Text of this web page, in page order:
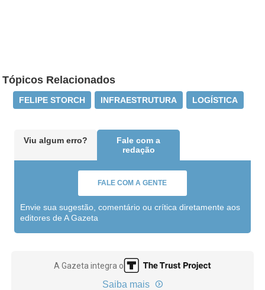
Tópicos Relacionados
FELIPE STORCH INFRAESTRUTURA LOGÍSTICA
Viu algum erro?
Fale com a
redação
FALE COM A GENTE
Envie sua sugestão, comentário ou crítica diretamente aos
editores de A Gazeta
A Gazeta integra o
Saiba mais